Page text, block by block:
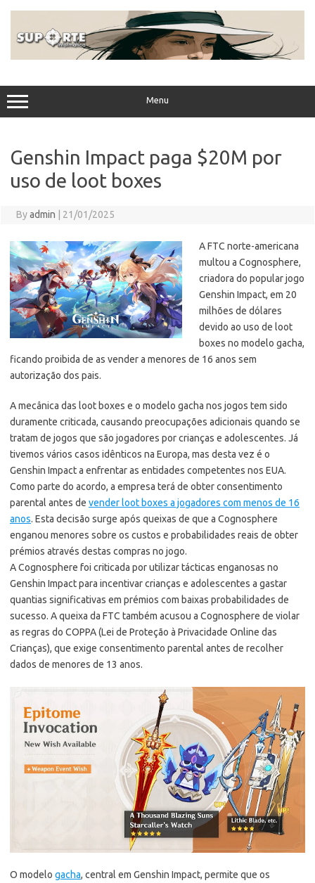
Menu
Genshin Impact paga $20M por
uso de loot boxes
Byadmin 21/01/2025
A FTC norte-americana
multou a Cognosphere,
criadora do popular jogo
Genshin Impact, em 20
milhões de dólares
devido ao uso de loot
boxes no modelo gacha,
ficando proibida de as vender a menores de 16 anos sem
autorização dos pais.
A mecânica das loot boxes e o modelo gacha nos jogos tem sido
duramente criticada, causando preocupações adicionais quando se
tratam de jogos que são jogadores por crianças e adolescentes. Já
tivemos vários casos idênticos na Europa, mas desta vez é o
Genshin Impact a enfrentar as entidades competentes nos EUA.
Como parte do acordo, a empresa terá de obter consentimento
parental antes de vender loot boxes a jogadores com menos de 16
anos. Esta decisão surge após queixas de que a Cognosphere
enganou menores sobre os custos e probabilidades reais de obter
prémios através destas compras no jogo.
A Cognosphere foi criticada por utilizar tácticas enganosas no
Genshin Impact para incentivar crianças e adolescentes a gastar
quantias significativas em prémios com baixas probabilidades de
sucesso. A queixa da FTC também acusou a Cognosphere de violar
as regras do COPPA (Lei de Proteção à Privacidade Online das
Crianças), que exige consentimento parental antes de recolher
dados de menores de 13 anos.
O modelo gacha, central em Genshin Impact, permite que os